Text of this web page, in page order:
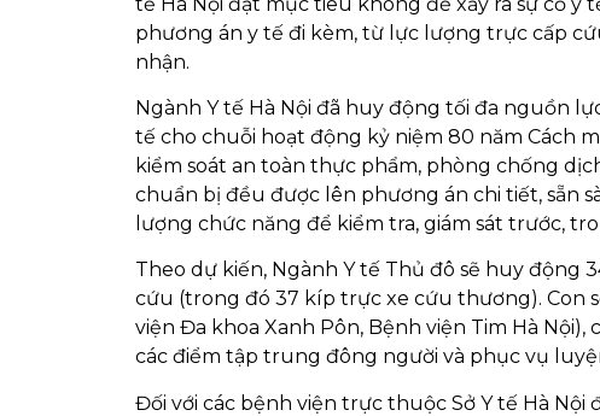
phương án y tế đi kèm, từ lực lượng trực cấp
nhận.
Ngành Y tế Hà Nội đã huy động tối đa nguồn
tế cho chuỗi hoạt động kỷ niệm 80 năm Cách
kiểm soát an toàn thực phẩm, phòng chống
chuẩn bị đều được lên phương án chi tiết, sẵn
lượng chức năng để kiểm tra, giám sát trước,
Theo dự kiến, Ngành Y tế Thủ đô sẽ huy động
cứu (trong đó 37 kíp trực xe cứu thương). Con
viện Đa khoa Xanh Pôn, Bệnh viện Tim Hà
các điểm tập trung đông người và phục vụ
Đối với các bệnh viện trực thuộc Sở Y tế Hà